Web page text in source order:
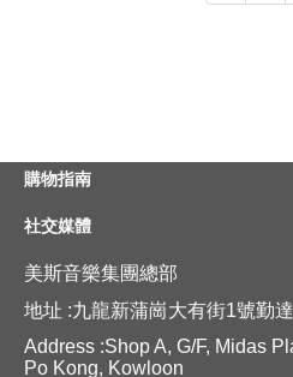
購物指南
社交媒體
美斯音樂集團總部
地址 :九龍新蒲崗大有街1號勤
Address :Shop A, G/F, Midas
Po Kong, Kowloon